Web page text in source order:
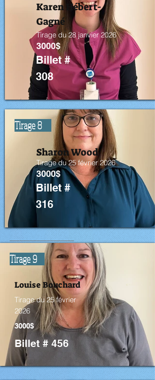
Karen Hébert-
Gagné
Tirage du 28 janvier 2026
3000$
Billet #
308
Tirage 8
Sharon Wood
Tirage du 25 février 2026
3000$
Billet #
316
___________________
Tirage 9
Louise Bouchard
Tirage du 25 février
2026
3000$
Billet # 456